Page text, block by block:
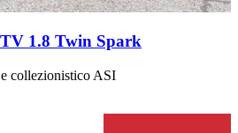
1.8 Twin Spark
collezionistico ASI